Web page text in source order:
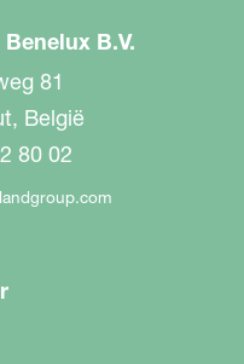
B.V.
81
België
80 02